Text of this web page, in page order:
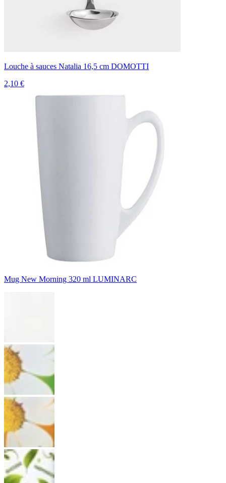
Louche à sauces Natalia 16,5 cm DOMOTTI
2,10 €
Mug New Morning 320 ml LUMINARC